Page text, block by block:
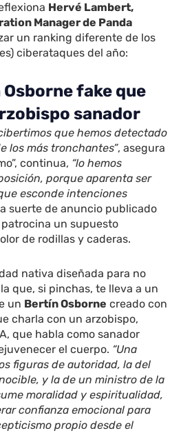
Hervé Lambert,
Manager de Panda
un ranking diferente de los
ciberataques del año:
fake que
sanador
que hemos detectado
los más tronchantes”, asegura
continua, “lo hemos
porque aparenta ser
esconde intenciones
suerte de anuncio publicado
patrocina un supuesto
de rodillas y caderas.
nativa diseñada para no
que, si pinchas, te lleva a un
un Bertín Osborne creado con
charla con un arzobispo,
que habla como sanador
el cuerpo. “Una
figuras de autoridad, la del
y la de un ministro de la
moralidad y espiritualidad,
confianza emocional para
propio desde el